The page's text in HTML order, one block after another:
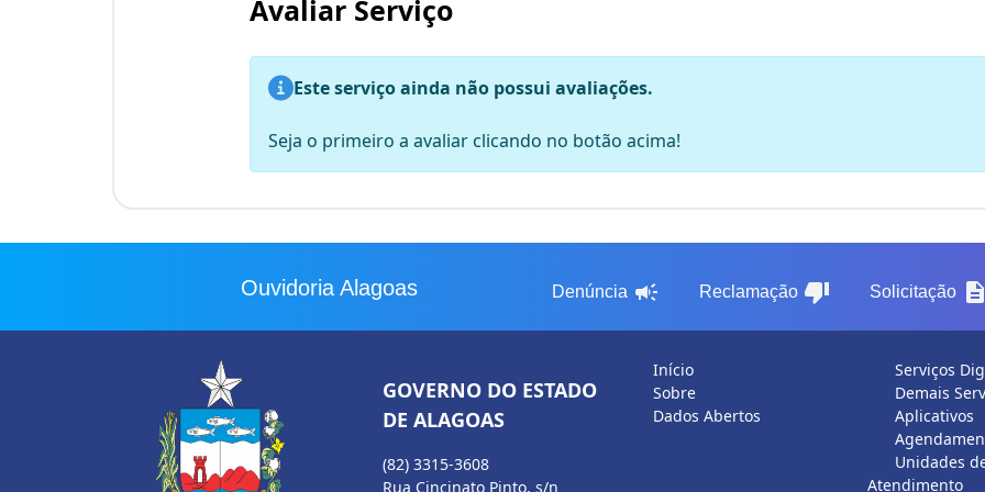
Avaliar Serviço
Este serviço ainda não possui avaliações.
Seja o primeiro a avaliar clicando no botão acima!
Ouvidoria Alagoas Denúncia campaign Reclamação thumb_down Solicitação description
GOVERNO DO ESTADO
DE ALAGOAS
(82) 3315-3608
Rua Cincinato Pinto, s/n
Início
Sobre
Dados Abertos
Serviços
Demais
Aplicativos
Unidades
Atendimento